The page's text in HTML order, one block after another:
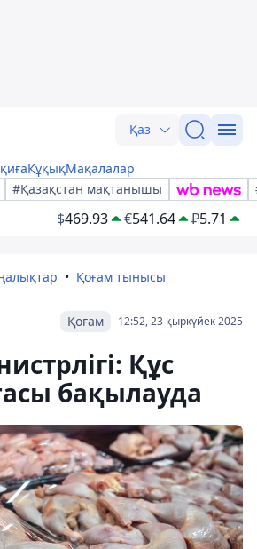
Қаз
ҚұқықМақалалар
#Қазақстан мақтанышы
$469.93 €541.64 ₽5.71
Қоғам тынысы
12:52, 23 қыркүйек 2025
Қоғам
Құс
бақылауда